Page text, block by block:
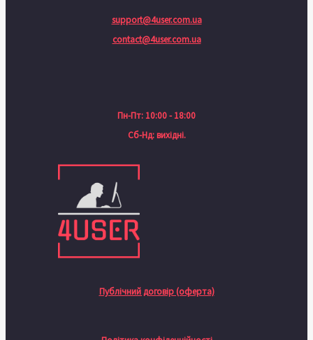
support@4user.com.ua
contact@4user.com.ua
Пн-Пт: 10:00 - 18:00
Сб-Нд: вихідні.
Публічний договір (оферта)